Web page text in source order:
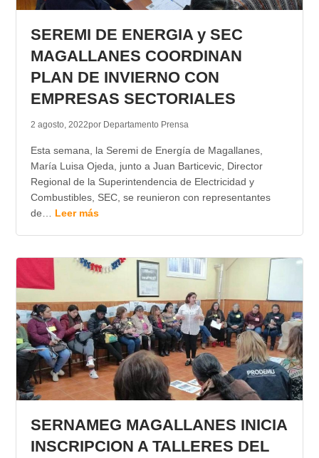
SEREMI DE ENERGIA y SEC
MAGALLANES COORDINAN
PLAN DE INVIERNO CON
EMPRESAS SECTORIALES
2 agosto, 2022por Departamento Prensa
Esta semana, la Seremi de Energía de Magallanes,
María Luisa Ojeda, junto a Juan Barticevic, Director
Regional de la Superintendencia de Electricidad y
Combustibles, SEC, se reunieron con representantes
de… Leer más
SERNAMEG MAGALLANES INICIA
INSCRIPCION A TALLERES DEL